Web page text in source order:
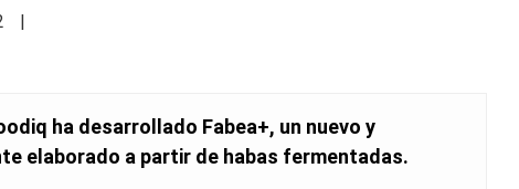
|
ha desarrollado Fabea+, un nuevo y
elaborado a partir de habas fermentadas.